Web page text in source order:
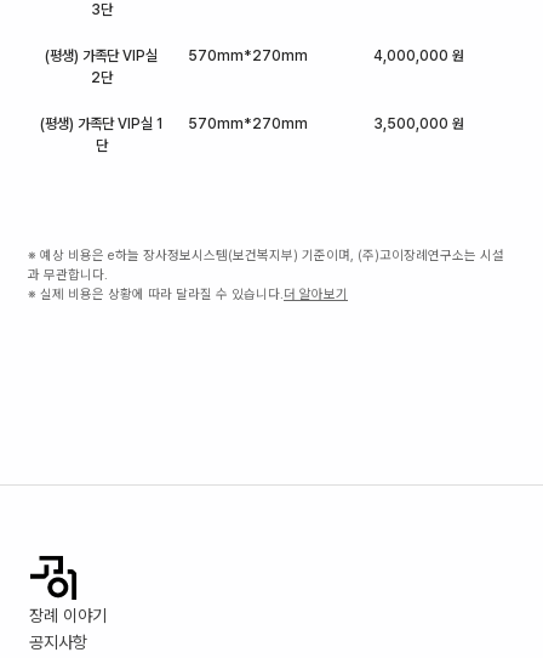
3단
(평생) 가족단 VIP실
2단
570mm*270mm 4,000,000 원
(평생) 가족단 VIP실 1
단
570mm*270mm 3,500,000 원
※ 예상 비용은 e하늘 장사정보시스템(보건복지부) 기준이며, (주)고이장례연구소는 시설
과 무관합니다.
※ 실제 비용은 상황에 따라 달라질 수 있습니다.더 알아보기
장례 이야기
공지사항